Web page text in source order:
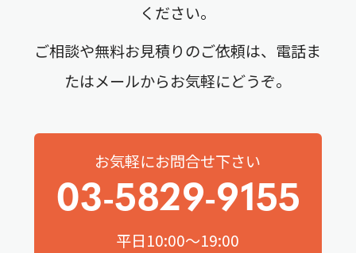
ください。
ご相談や無料お見積りのご依頼は、電話ま
たはメールからお気軽にどうぞ。
お気軽にお問合せ下さい
03-5829-9155
平日10:00～19:00